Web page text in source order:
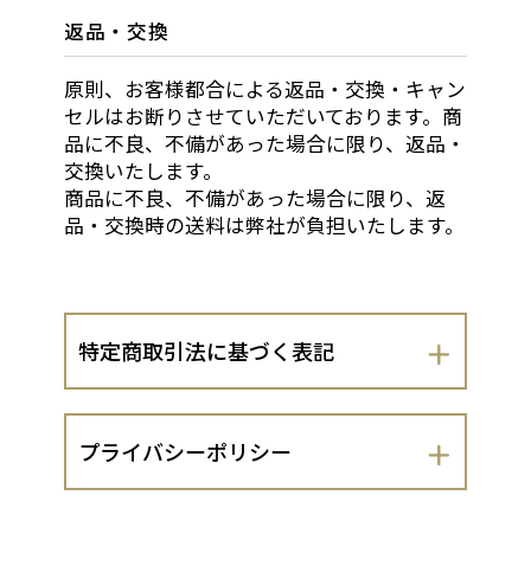
返品・交換
原則、お客様都合による返品・交換・キャン
セルはお断りさせていただいております。商
品に不良、不備があった場合に限り、返品・
交換いたします。
商品に不良、不備があった場合に限り、返
品・交換時の送料は弊社が負担いたします。
特定商取引法に基づく表記
会社名
プライバシーポリシー